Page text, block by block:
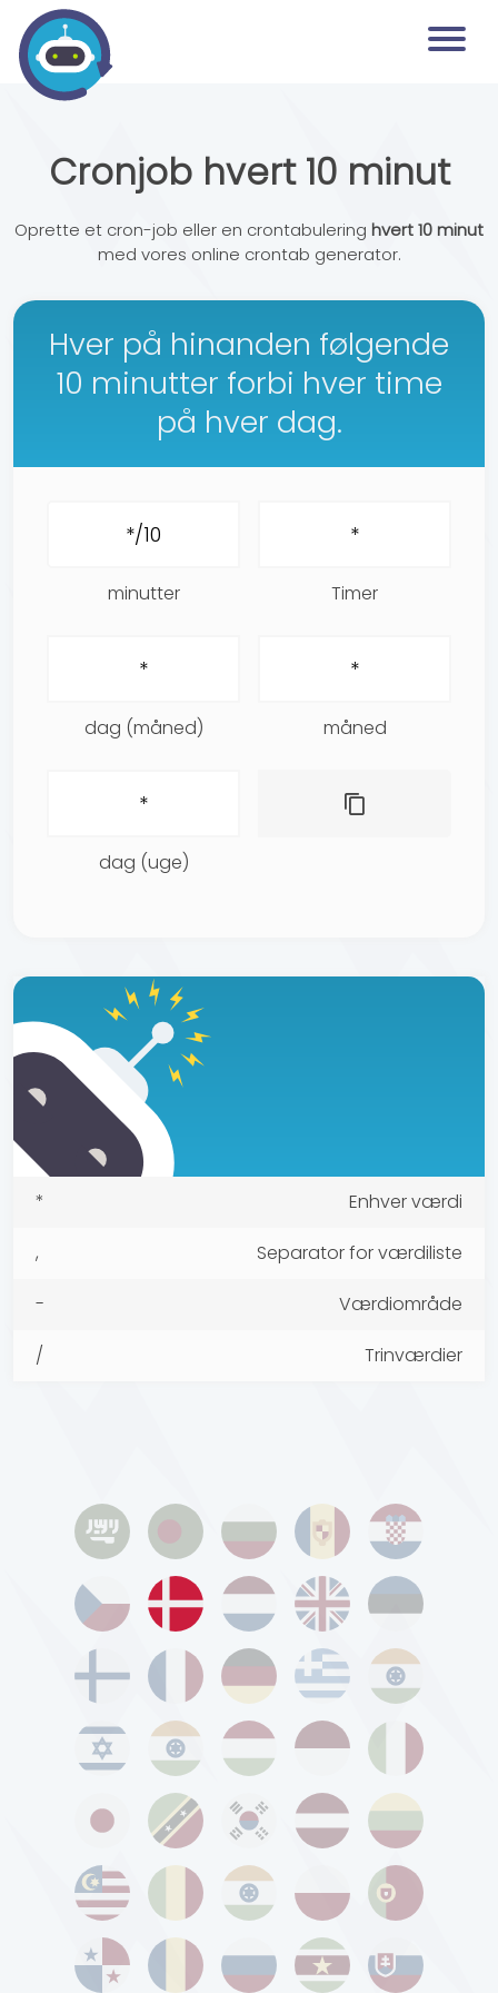
Cronjob hvert 10 minut
Oprette et cron-job eller en crontabulering hvert 10 minut
med vores online crontab generator.
Hver på hinanden følgende
10 minutter forbi hver time
på hver dag.
minutter Timer
dag (måned) måned
dag (uge)
*
Enhver værdi
,
Separator for værdiliste
-
Værdiområde
/
Trinværdier